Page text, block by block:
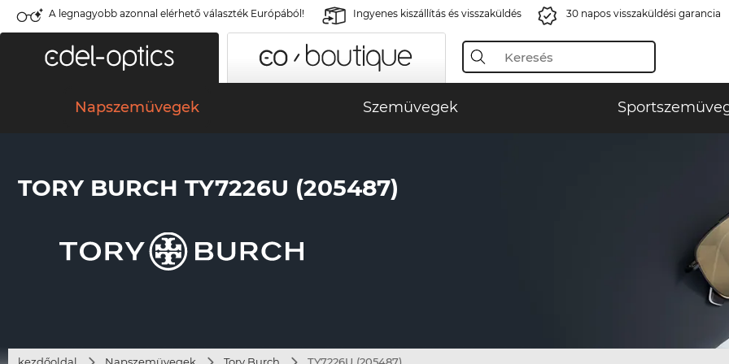
A legnagyobb azonnal elérhető választék Európából! Ingyenes kiszállítás és visszaküldés 30 napos visszaküldési garancia
Napszemüvegek Szemüvegek
TORY BURCH TY7226U (205487)